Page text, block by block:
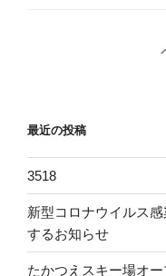
ビ
ー
シ
ョ
ン
最近の投稿
3518
新型コロナウイルス
するお知らせ
たかつえスキー場オー